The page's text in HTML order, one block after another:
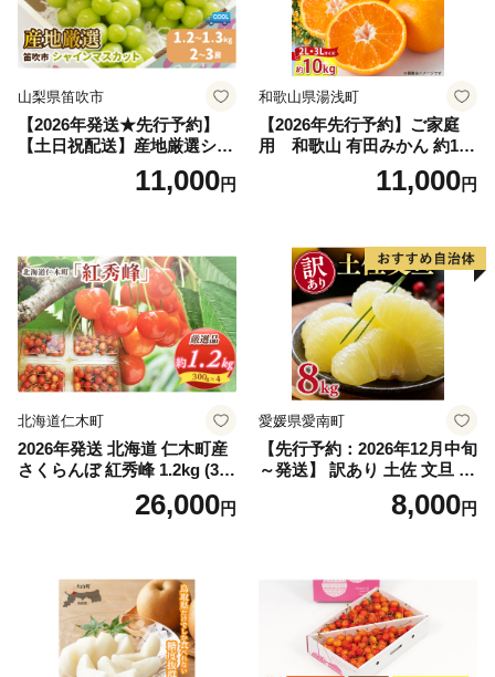
山梨県笛吹市
【2026年発送★先行予約】
【土日祝配送】産地厳選シャ
インマスカット1.2kg～1.3kg
（2房～3房）※沖縄・離島配
笛吹市 山梨県 フルーツ 果物
ぶどう 葡萄 大粒 シャインマ
スカット おすすめ シャイン
マスカット 贈答 ギフト 産地
笛吹市 シャインマスカット
笛吹 葡萄 国産 ぶどう 人気
国産 1.2kg 先行｜
11,000円
和歌山県湯浅町
【2026年先行予約】ご家庭
用 和歌山 有田みかん 約10k
g (2L、3Lサイズ)【湯浅町】
11,000円
北海道仁木町
2026年発送 北海道 仁木町産
さくらんぼ 紅秀峰 1.2kg (300
g×4パック) Lサイズ以上 旬
桜桃 産地直送 サクランボ チ
26,000円
愛媛県愛南町
【先行予約：2026年12月中旬
～発送】 訳あり 土佐 文旦 8k
g (Mサイズ以上サイズミック
ス) 8000円 わけあり ぶんた
産 農家直送 期間限定 特産品
サイズミックス くらもとフ
ァーム 愛南町 愛媛県
8,000円